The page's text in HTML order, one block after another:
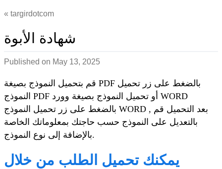
targirdotcom
شهادة الأبوة
Published on May 13, 2025
قم بتحميل النموذج بصيغة PDF بالضغط على زر تحميل
النموذج PDF أو تحميل النموذج بصيغة وورد WORD
بالضغط على زر تحميل النموذج WORD , بعد التحميل قم
بالتعديل على النموذج حسب حاجتك بمعلوماتك الخاصة
بالإضافة إلى نوع النموذج.
يمكنك تحميل الطلب من خلال